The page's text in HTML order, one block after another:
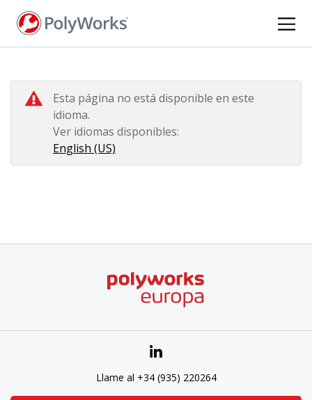
Pasar
Esta página no está disponible en este
idioma.
Ver idiomas disponibles:
English (US)
Llame al +34 (935) 220264